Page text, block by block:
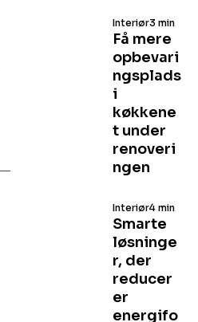
Få mere
opbevari
ngsplads
i
køkkene
t under
renoveri
ngen
Interiør3 min
Smarte
løsninge
r, der
reducer
er
energifo
Interiør4 min